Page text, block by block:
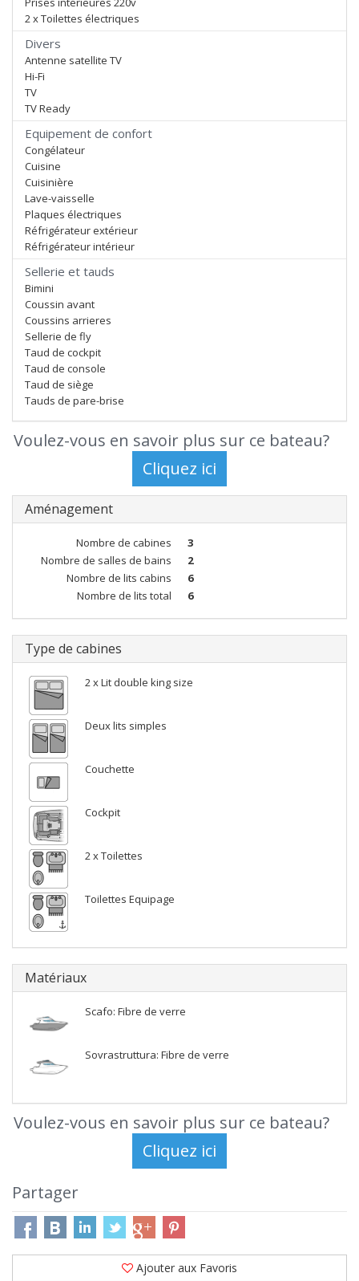
2 x Toilettes électriques
Divers
Antenne satellite TV
Hi-Fi
TV
TV Ready
Equipement de confort
Congélateur
Cuisine
Cuisinière
Lave-vaisselle
Plaques électriques
Réfrigérateur extérieur
Réfrigérateur intérieur
Sellerie et tauds
Bimini
Coussin avant
Coussins arrieres
Sellerie de fly
Taud de cockpit
Taud de console
Taud de siège
Tauds de pare-brise
Voulez-vous en savoir plus sur ce bateau?
Aménagement
Nombre de cabines
3
Nombre de salles de bains
2
Nombre de lits cabins
6
Nombre de lits total
6
Type de cabines
2 x Lit double king size
Deux lits simples
Couchette
Cockpit
2 x Toilettes
Toilettes Equipage
Matériaux
Scafo: Fibre de verre
Sovrastruttura: Fibre de verre
Voulez-vous en savoir plus sur ce bateau?
Partager
Ajouter aux Favoris